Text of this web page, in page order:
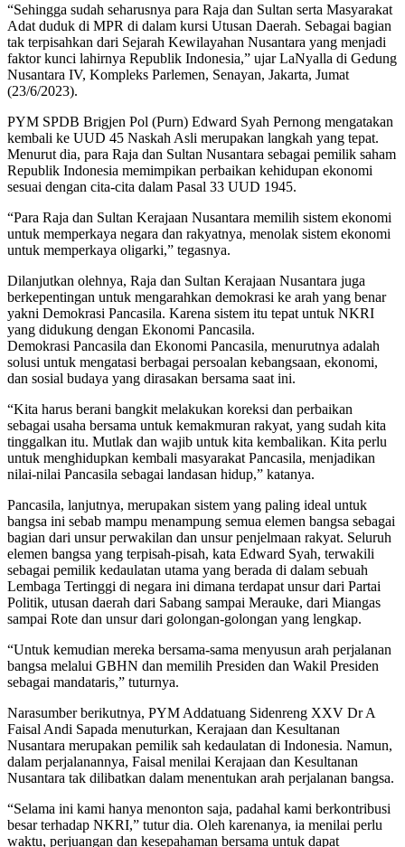
“Sehingga sudah seharusnya para Raja dan Sultan serta Masyarakat
Adat duduk di MPR di dalam kursi Utusan Daerah. Sebagai bagian
tak terpisahkan dari Sejarah Kewilayahan Nusantara yang menjadi
faktor kunci lahirnya Republik Indonesia,” ujar LaNyalla di Gedung
Nusantara IV, Kompleks Parlemen, Senayan, Jakarta, Jumat
(23/6/2023).
PYM SPDB Brigjen Pol (Purn) Edward Syah Pernong mengatakan
kembali ke UUD 45 Naskah Asli merupakan langkah yang tepat.
Menurut dia, para Raja dan Sultan Nusantara sebagai pemilik saham
Republik Indonesia memimpikan perbaikan kehidupan ekonomi
sesuai dengan cita-cita dalam Pasal 33 UUD 1945.
“Para Raja dan Sultan Kerajaan Nusantara memilih sistem ekonomi
untuk memperkaya negara dan rakyatnya, menolak sistem ekonomi
untuk memperkaya oligarki,” tegasnya.
Dilanjutkan olehnya, Raja dan Sultan Kerajaan Nusantara juga
berkepentingan untuk mengarahkan demokrasi ke arah yang benar
yakni Demokrasi Pancasila. Karena sistem itu tepat untuk NKRI
yang didukung dengan Ekonomi Pancasila.
Demokrasi Pancasila dan Ekonomi Pancasila, menurutnya adalah
solusi untuk mengatasi berbagai persoalan kebangsaan, ekonomi,
dan sosial budaya yang dirasakan bersama saat ini.
“Kita harus berani bangkit melakukan koreksi dan perbaikan
sebagai usaha bersama untuk kemakmuran rakyat, yang sudah kita
tinggalkan itu. Mutlak dan wajib untuk kita kembalikan. Kita perlu
untuk menghidupkan kembali masyarakat Pancasila, menjadikan
nilai-nilai Pancasila sebagai landasan hidup,” katanya.
Pancasila, lanjutnya, merupakan sistem yang paling ideal untuk
bangsa ini sebab mampu menampung semua elemen bangsa sebagai
bagian dari unsur perwakilan dan unsur penjelmaan rakyat. Seluruh
elemen bangsa yang terpisah-pisah, kata Edward Syah, terwakili
sebagai pemilik kedaulatan utama yang berada di dalam sebuah
Lembaga Tertinggi di negara ini dimana terdapat unsur dari Partai
Politik, utusan daerah dari Sabang sampai Merauke, dari Miangas
sampai Rote dan unsur dari golongan-golongan yang lengkap.
“Untuk kemudian mereka bersama-sama menyusun arah perjalanan
bangsa melalui GBHN dan memilih Presiden dan Wakil Presiden
sebagai mandataris,” tuturnya.
Narasumber berikutnya, PYM Addatuang Sidenreng XXV Dr A
Faisal Andi Sapada menuturkan, Kerajaan dan Kesultanan
Nusantara merupakan pemilik sah kedaulatan di Indonesia. Namun,
dalam perjalanannya, Faisal menilai Kerajaan dan Kesultanan
Nusantara tak dilibatkan dalam menentukan arah perjalanan bangsa.
“Selama ini kami hanya menonton saja, padahal kami berkontribusi
besar terhadap NKRI,” tutur dia. Oleh karenanya, ia menilai perlu
waktu, perjuangan dan kesepahaman bersama untuk dapat